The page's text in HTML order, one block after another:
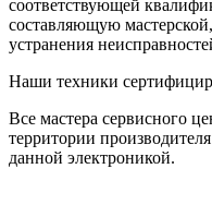
соответствующей
составляющую
устранения
Наши техники
Все мастера сервисного
территории
данной электроникой.